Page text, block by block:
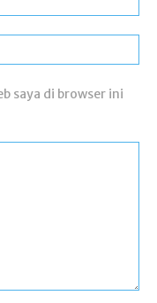
saya di browser ini